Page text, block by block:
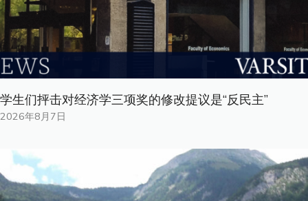
学生们抨击对经济学三项奖的修改提议是“反民主”
2026年8月7日